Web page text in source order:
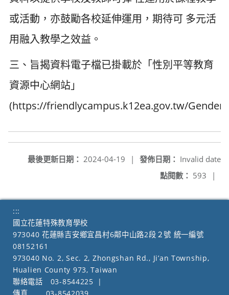
或活動，亦鼓勵各校延伸運用，期待可 多元活
用融入教學之效益。
三、旨揭資料電子檔已掛載於「性別平等教育
資源中心網站」
(https://friendlycampus.k12ea.gov.tw/Gender)
發佈日期： Invalid date
最後更新日期： 2024-04-19
|
點閱數： 593 |
:::
國立花蓮特殊教育學校
973040 花蓮縣吉安鄉宜昌村6鄰中山路2段２號 統一編號
08152161
973040 No. 2, Sec. 2, Zhongshan Rd., Ji’an Township,
Hualien County 973, Taiwan
聯絡電話
03-8544225
|